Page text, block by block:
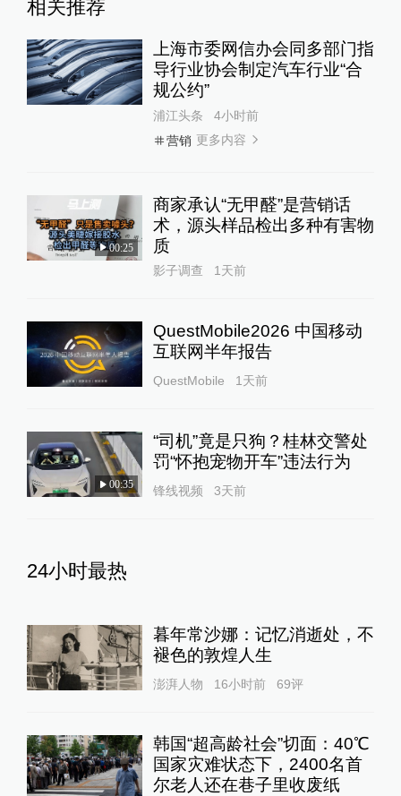
相关推荐
上海市委网信办会同多部门指
导行业协会制定汽车行业“合
规公约”
浦江头条
4小时前
营销 更多内容
00:25
商家承认“无甲醛”是营销话
术，源头样品检出多种有害物
质
影子调查 1天前
QuestMobile2026 中国移动
互联网半年报告
QuestMobile 1天前
00:35
“司机”竟是只狗？桂林交警处
罚“怀抱宠物开车”违法行为
锋线视频 3天前
24小时最热
暮年常沙娜：记忆消逝处，不
褪色的敦煌人生
澎湃人物 16小时前 69评
韩国“超高龄社会”切面：40℃
国家灾难状态下，2400名首
尔老人还在巷子里收废纸